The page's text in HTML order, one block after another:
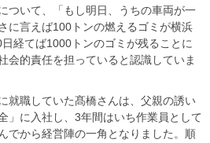
ついて、「もし明日、うちの車両が一
に言えば100トンの燃えるゴミが横浜
経てば1000トンのゴミが残ることに
会的責任を担っていると認識していま
就職していた髙橋さんは、父親の誘い
」に入社し、3年間はいち作業員として
でから経営陣の一角となりました。順